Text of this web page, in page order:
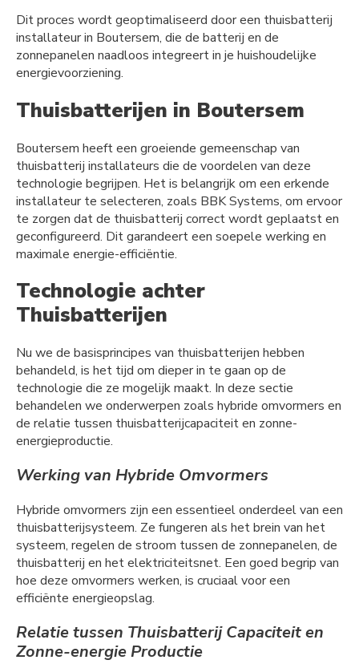
Dit proces wordt geoptimaliseerd door een thuisbatterij
installateur in Boutersem, die de batterij en de
zonnepanelen naadloos integreert in je huishoudelijke
energievoorziening.
Thuisbatterijen in Boutersem
Boutersem heeft een groeiende gemeenschap van
thuisbatterij installateurs die de voordelen van deze
technologie begrijpen. Het is belangrijk om een erkende
installateur te selecteren, zoals BBK Systems, om ervoor
te zorgen dat de thuisbatterij correct wordt geplaatst en
geconfigureerd. Dit garandeert een soepele werking en
maximale energie-efficiëntie.
Technologie achter
Thuisbatterijen
Nu we de basisprincipes van thuisbatterijen hebben
behandeld, is het tijd om dieper in te gaan op de
technologie die ze mogelijk maakt. In deze sectie
behandelen we onderwerpen zoals hybride omvormers en
de relatie tussen thuisbatterijcapaciteit en zonne-
energieproductie.
Werking van Hybride Omvormers
Hybride omvormers zijn een essentieel onderdeel van een
thuisbatterijsysteem. Ze fungeren als het brein van het
systeem, regelen de stroom tussen de zonnepanelen, de
thuisbatterij en het elektriciteitsnet. Een goed begrip van
hoe deze omvormers werken, is cruciaal voor een
efficiënte energieopslag.
Relatie tussen Thuisbatterij Capaciteit en
Zonne-energie Productie